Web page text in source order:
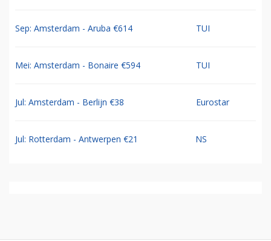
Sep: Amsterdam - Aruba €614 TUI
Mei: Amsterdam - Bonaire €594 TUI
Jul: Amsterdam - Berlijn €38 Eurostar
Jul: Rotterdam - Antwerpen €21 NS